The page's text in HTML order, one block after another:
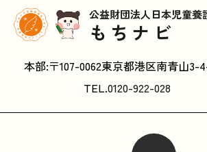
公益財団法人日本児童養
もちナビ
本部:〒107-0062東京都港区南青山3-
TEL.0120-922-028